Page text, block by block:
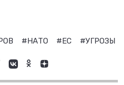
#НАТО #ЕС #УГРОЗЫ